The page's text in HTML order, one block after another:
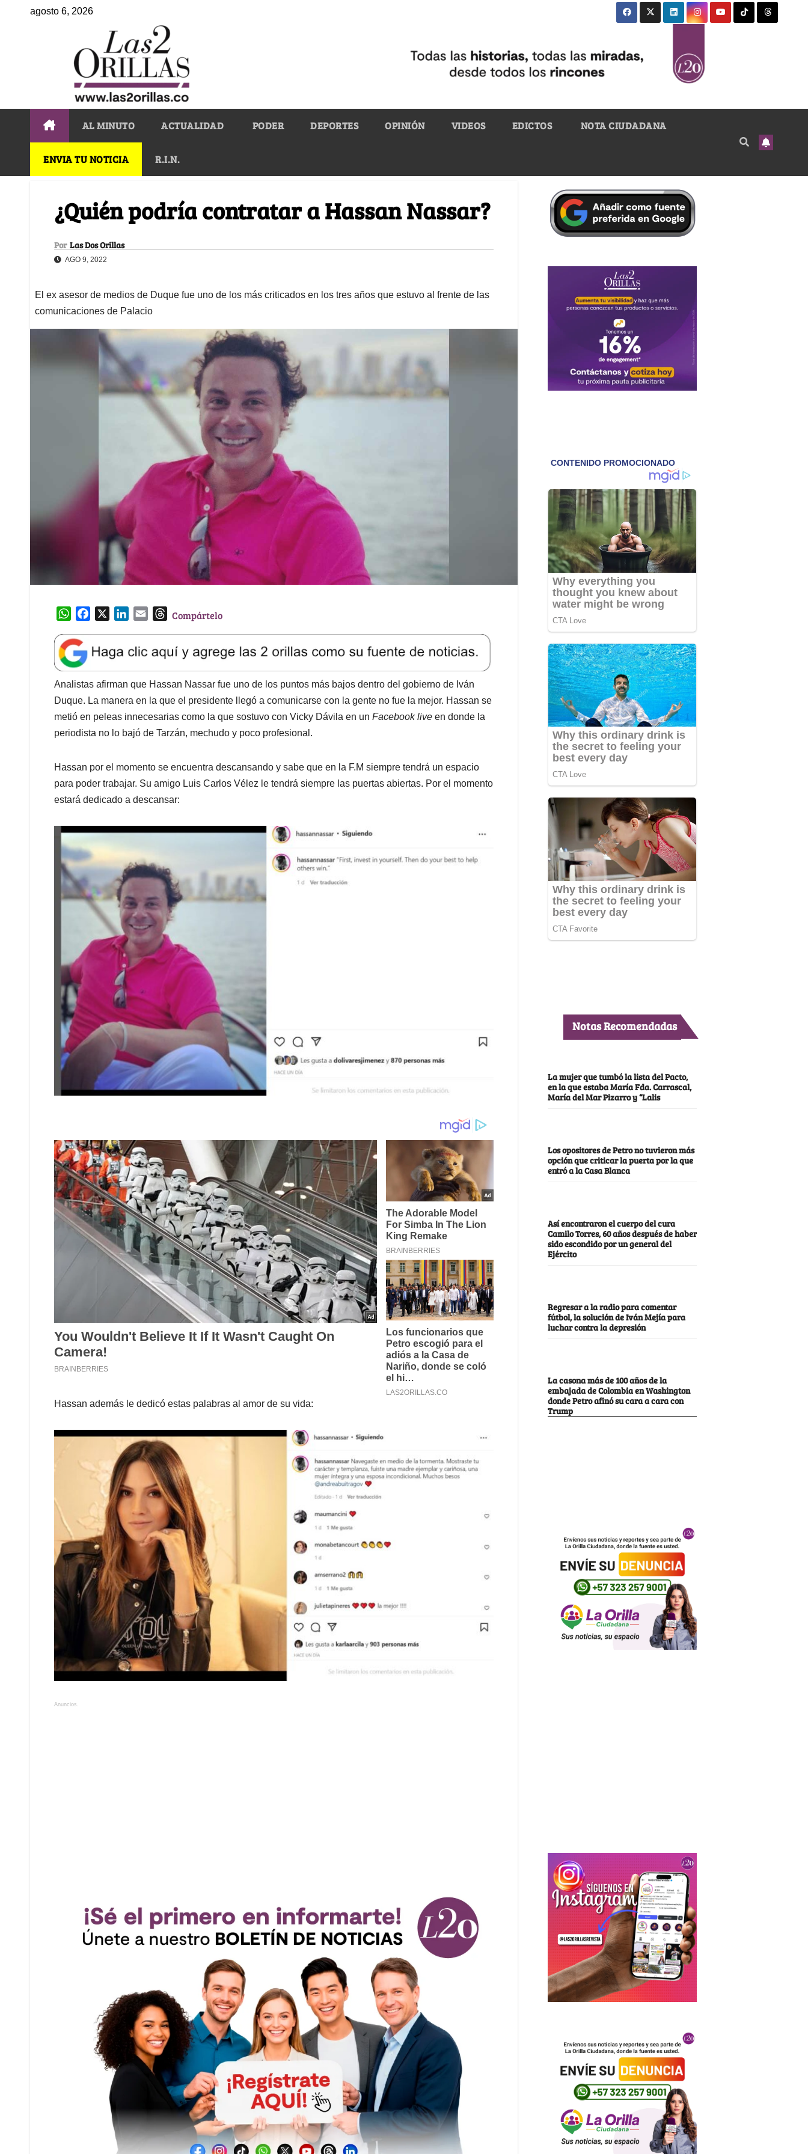
agosto 6, 2026
AL MINUTO ACTUALIDAD PODER DEPORTES OPINIÓN VIDEOS EDICTOS NOTA CIUDADANA
ENVIA TU NOTICIA R.I.N.
¿Quién podría contratar a Hassan Nassar?
Por Las Dos Orillas
AGO 9, 2022
El ex asesor de medios de Duque fue uno de los más criticados en los tres años que estuvo al frente de las
comunicaciones de Palacio
W
a
t
s
A
p
p
e
b
o
o
k
k
e
d
I
n
l
T
e
a
d
s
Compártelo
Analistas afirman que Hassan Nassar fue uno de los puntos más bajos dentro del gobierno de Iván
Duque. La manera en la que el presidente llegó a comunicarse con la gente no fue la mejor. Hassan se
metió en peleas innecesarias como la que sostuvo con Vicky Dávila en un Facebook live en donde la
periodista no lo bajó de Tarzán, mechudo y poco profesional.
Hassan por el momento se encuentra descansando y sabe que en la F.M siempre tendrá un espacio
para poder trabajar. Su amigo Luis Carlos Vélez le tendrá siempre las puertas abiertas. Por el momento
estará dedicado a descansar:
Hassan además le dedicó estas palabras al amor de su vida:
Anuncios.
Notas Recomendadas
La mujer que tumbó la lista del Pacto,
en la que estaba María Fda. Carrascal,
María del Mar Pizarro y “Lalis
Los opositores de Petro no tuvieron más
opción que criticar la puerta por la que
entró a la Casa Blanca
Así encontraron el cuerpo del cura
Camilo Torres, 60 años después de haber
sido escondido por un general del
Ejército
Regresar a la radio para comentar
fútbol, la solución de Iván Mejía para
luchar contra la depresión
La casona más de 100 años de la
embajada de Colombia en Washington
donde Petro afinó su cara a cara con
Trump